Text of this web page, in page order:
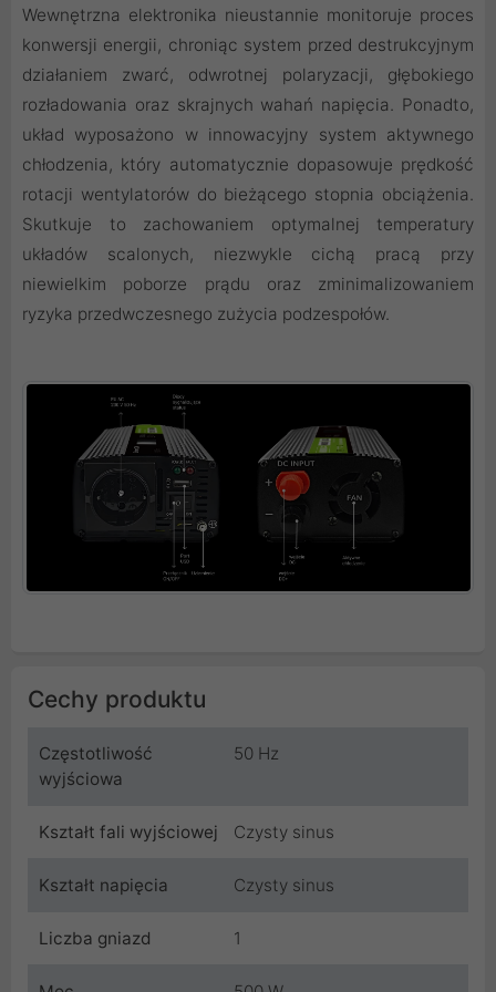
Wewnętrzna elektronika nieustannie monitoruje proces
konwersji energii, chroniąc system przed destrukcyjnym
działaniem zwarć, odwrotnej polaryzacji, głębokiego
rozładowania oraz skrajnych wahań napięcia. Ponadto,
układ wyposażono w innowacyjny system aktywnego
chłodzenia, który automatycznie dopasowuje prędkość
rotacji wentylatorów do bieżącego stopnia obciążenia.
Skutkuje to zachowaniem optymalnej temperatury
układów scalonych, niezwykle cichą pracą przy
niewielkim poborze prądu oraz zminimalizowaniem
ryzyka przedwczesnego zużycia podzespołów.
Cechy produktu
Częstotliwość
wyjściowa
50 Hz
Kształt fali wyjściowej Czysty sinus
Kształt napięcia Czysty sinus
Liczba gniazd 1